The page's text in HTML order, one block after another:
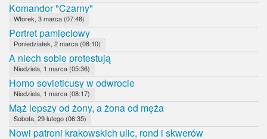
Komandor "Czarny"
Wtorek, 3 marca (07:48)
Portret pamięciowy
Poniedziałek, 2 marca (08:10)
A niech sobie protestują
Niedziela, 1 marca (05:36)
Homo sovieticusy w odwrocie
Niedziela, 1 marca (08:17)
Mąż lepszy od żony, a żona od męża
Sobota, 29 lutego (06:35)
Nowi patroni krakowskich ulic, rond i skwerów